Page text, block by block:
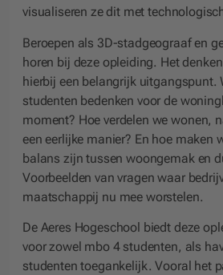
visualiseren ze dit met
Beroepen als 3D-stadgeograaf en
horen bij deze opleiding. Het
hierbij een belangrijk uitgangspunt.
studenten bedenken voor de
moment? Hoe verdelen we wonen,
een eerlijke manier? En hoe maken
balans zijn tussen woongemak en
Voorbeelden van vragen waar
maatschappij nu mee worstelen.
De Aeres Hogeschool biedt deze
voor zowel mbo 4 studenten, als
studenten toegankelijk. Vooral het